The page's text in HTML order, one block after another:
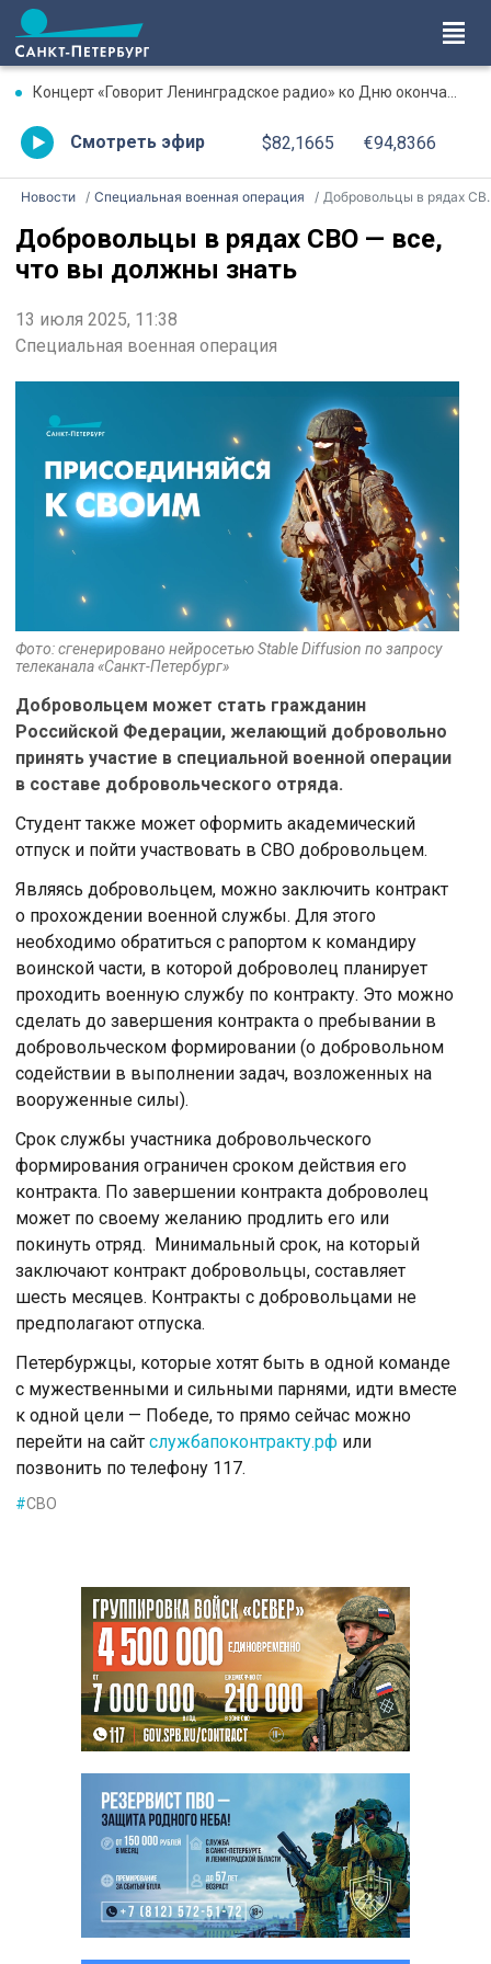
Концерт «Говорит Ленинградское радио» ко Дню окончания Ленинградской битвы. Онлайн-трансляция
Смотреть эфир $82,1665 €94,8366
Новости Специальная военная операция Добровольцы в рядах СВО — все, что вы должны знать
Добровольцы в рядах СВО — все,
что вы должны знать
13 июля 2025, 11:38
Специальная военная операция
Фото: сгенерировано нейросетью Stable Diffusion по запросу
телеканала «Санкт-Петербург»
Добровольцем может стать гражданин
Российской Федерации, желающий добровольно
принять участие в специальной военной операции
в составе добровольческого отряда.
Студент также может оформить академический
отпуск и пойти участвовать в СВО добровольцем.
Являясь добровольцем, можно заключить контракт
о прохождении военной службы. Для этого
необходимо обратиться с рапортом к командиру
воинской части, в которой доброволец планирует
проходить военную службу по контракту. Это можно
сделать до завершения контракта о пребывании в
добровольческом формировании (о добровольном
содействии в выполнении задач, возложенных на
вооруженные силы).
Срок службы участника добровольческого
формирования ограничен сроком действия его
контракта. По завершении контракта доброволец
может по своему желанию продлить его или
покинуть отряд. Минимальный срок, на который
заключают контракт добровольцы, составляет
шесть месяцев. Контракты с добровольцами не
предполагают отпуска.
Петербуржцы, которые хотят быть в одной команде
с мужественными и сильными парнями, идти вместе
к одной цели — Победе, то прямо сейчас можно
перейти на сайт службапоконтракту.рф или
позвонить по телефону 117.
#СВО